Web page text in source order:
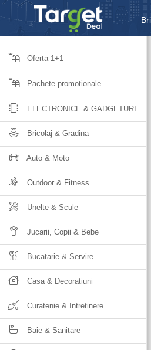
Oferta 1+1
Pachete promotionale
ELECTRONICE & GADGETURI
Bricolaj & Gradina
Auto & Moto
Outdoor & Fitness
Unelte & Scule
Jucarii, Copii & Bebe
Bucatarie & Servire
Casa & Decoratiuni
Curatenie & Intretinere
Baie & Sanitare